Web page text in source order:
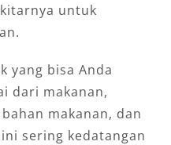
untuk
yang bisa Anda
dari makanan,
makanan, dan
sering kedatangan